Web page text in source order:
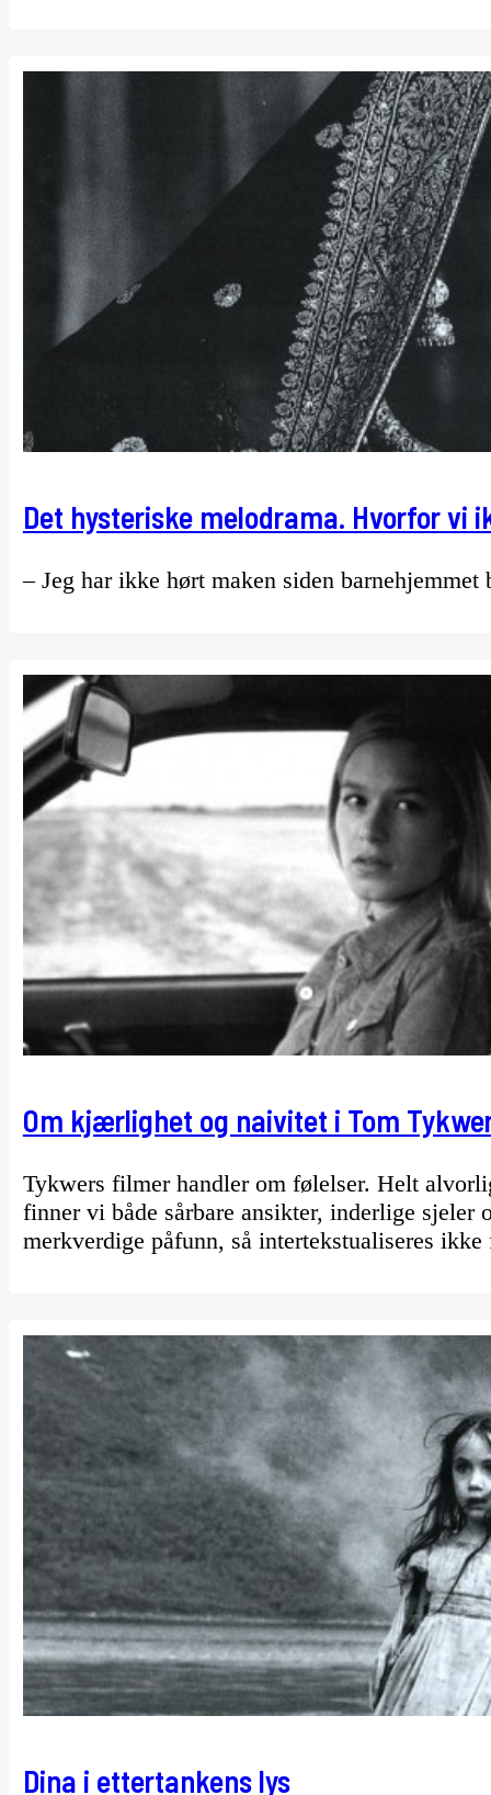
Det hysteriske melodrama. Hvorfor vi
– Jeg har ikke hørt maken siden
Om kjærlighet og naivitet i Tom
Tykwers filmer handler om følelser. Helt
finner vi både sårbare ansikter, inderlige
merkverdige påfunn, så intertekstualiseres
Dina i ettertankens lys